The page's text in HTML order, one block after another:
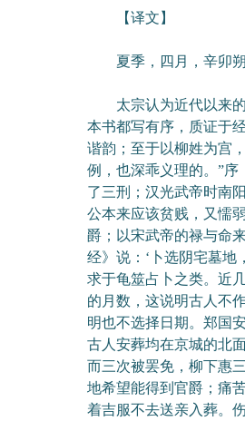
【译文】
夏季，四月，辛卯朔
太宗认为近代以来的
本书都写有序，质证于
谐韵；至于以柳姓为宫
例，也深乖义理的。”
了三刑；汉光武帝时南
公本来应该贫贱，又懦
爵；以宋武帝的禄与命
经》说：‘卜选阴宅墓
求于龟筮占卜之类。近
的月数，这说明古人不
明也不选择日期。郑国
古人安葬均在京城的北
而三次被罢免，柳下惠
地希望能得到官爵；痛
着吉服不去送亲入葬。